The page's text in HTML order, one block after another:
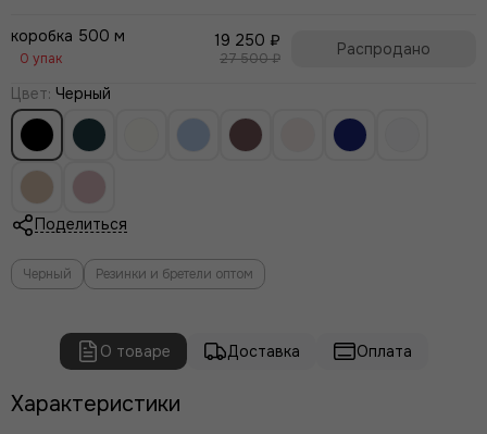
коробка 500 м
0 упак
19 250 ₽
27 500 ₽ Распродано
Цвет: Черный
Поделиться
Черный Резинки и бретели оптом
О товаре Доставка Оплата
Характеристики